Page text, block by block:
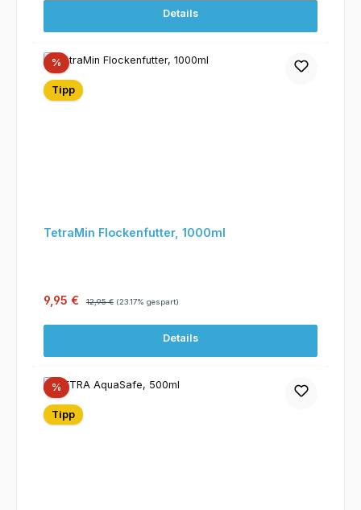
Details
%Rabatt
Tipp
TetraMin Flockenfutter, 1000ml
Verkaufspreis:
9,95 € 12,95 € (23.17% gespart)
Details
%Rabatt
Tipp